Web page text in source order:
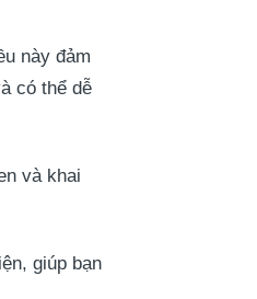
này đảm
có thể dễ
và khai
giúp bạn